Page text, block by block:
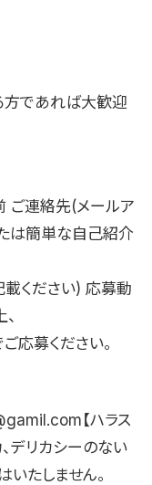
方であれば大歓迎
ご連絡先(メールア
は簡単な自己紹介
載ください) 応募動
募ください。
【ハラス
デリカシーのない
たしません。